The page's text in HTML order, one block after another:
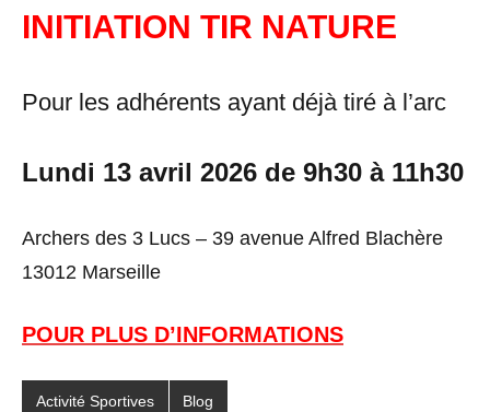
2026
INITIATION TIR NATURE
Pour les adhérents ayant déjà tiré à l’arc
Lundi 13 avril 2026 de 9h30 à 11h30
Archers des 3 Lucs – 39 avenue Alfred Blachère
13012 Marseille
POUR PLUS D’INFORMATIONS
Activité Sportives Blog